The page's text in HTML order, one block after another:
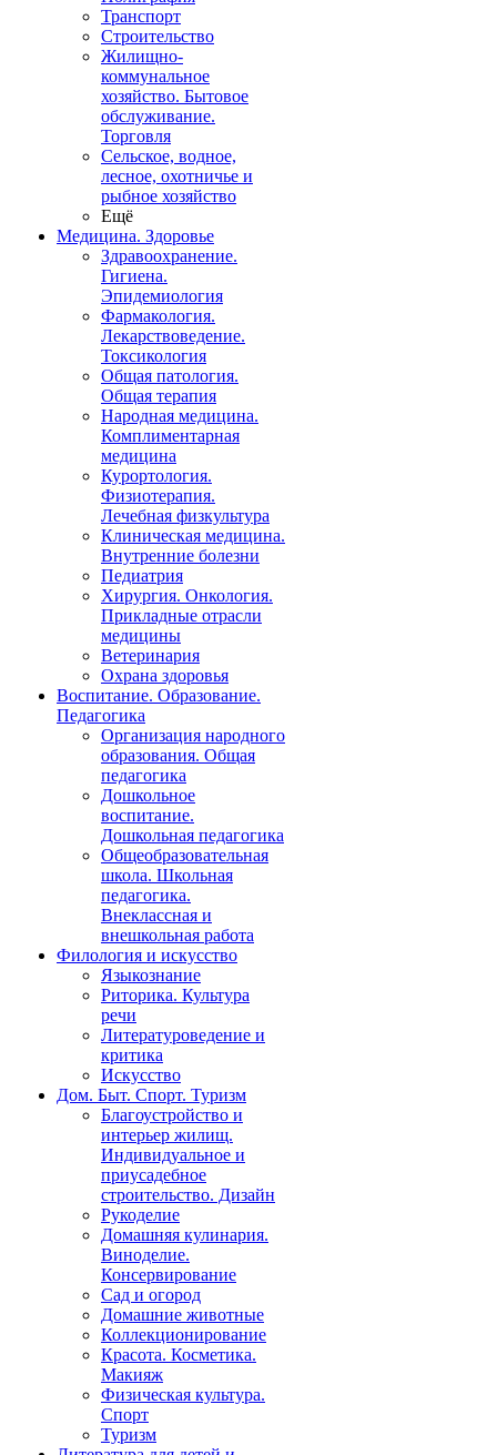
Транспорт
Строительство
Жилищно-
коммунальное
хозяйство. Бытовое
обслуживание.
Торговля
Сельское, водное,
лесное, охотничье и
рыбное хозяйство
Ещё
Медицина. Здоровье
Здравоохранение.
Гигиена.
Эпидемиология
Фармакология.
Лекарствоведение.
Токсикология
Общая патология.
Общая терапия
Народная медицина.
Комплиментарная
медицина
Курортология.
Физиотерапия.
Лечебная физкультура
Клиническая медицина.
Внутренние болезни
Педиатрия
Хирургия. Онкология.
Прикладные отрасли
медицины
Ветеринария
Охрана здоровья
Воспитание. Образование.
Педагогика
Организация народного
образования. Общая
педагогика
Дошкольное
воспитание.
Дошкольная педагогика
Общеобразовательная
школа. Школьная
педагогика.
Внеклассная и
внешкольная работа
Филология и искусство
Языкознание
Риторика. Культура
речи
Литературоведение и
критика
Искусство
Дом. Быт. Спорт. Туризм
Благоустройство и
интерьер жилищ.
Индивидуальное и
приусадебное
строительство. Дизайн
Рукоделие
Домашняя кулинария.
Виноделие.
Консервирование
Сад и огород
Домашние животные
Коллекционирование
Красота. Косметика.
Макияж
Физическая культура.
Спорт
Туризм